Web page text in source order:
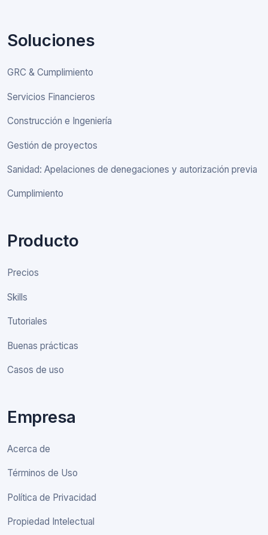
Soluciones
GRC & Cumplimiento
Servicios Financieros
Construcción e Ingeniería
Gestión de proyectos
Sanidad: Apelaciones de denegaciones y autorización previa
Cumplimiento
Producto
Precios
Skills
Tutoriales
Buenas prácticas
Casos de uso
Empresa
Acerca de
Términos de Uso
Política de Privacidad
Propiedad Intelectual